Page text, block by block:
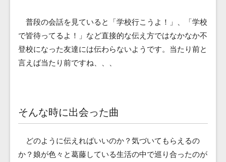
普段の会話を見ていると「学校行こうよ！」、「学校
で皆待ってるよ！」など直接的な伝え方ではなかなか不
登校になった友達には伝わらないようです。当たり前と
言えば当たり前ですね、、、
そんな時に出会った曲
どのように伝えればいいのか？気づいてもらえるの
か？娘が色々と葛藤している生活の中で巡り合ったのが